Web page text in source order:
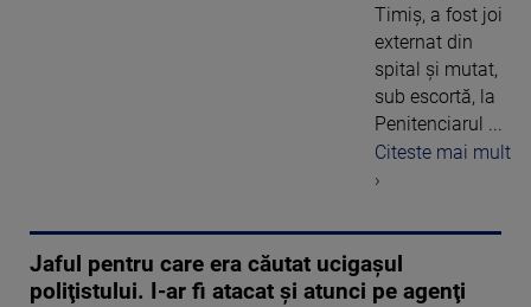
Timiş, a fost joi
externat din
spital şi mutat,
sub escortă, la
Penitenciarul ...
Citeste mai mult
›
Jaful pentru care era căutat ucigaşul
poliţistului. I-ar fi atacat şi atunci pe agenţi